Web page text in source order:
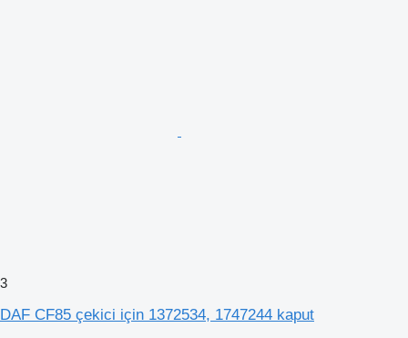
3
DAF CF85 çekici için 1372534, 1747244 kaput